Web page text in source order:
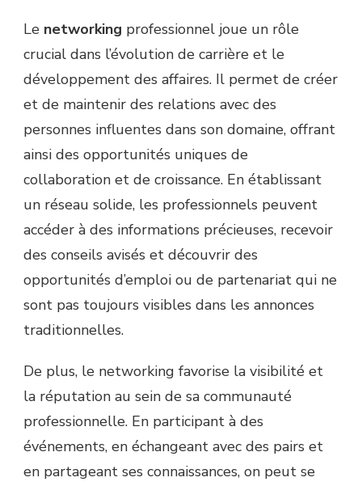
Le networking professionnel joue un rôle
crucial dans l’évolution de carrière et le
développement des affaires. Il permet de créer
et de maintenir des relations avec des
personnes influentes dans son domaine, offrant
ainsi des opportunités uniques de
collaboration et de croissance. En établissant
un réseau solide, les professionnels peuvent
accéder à des informations précieuses, recevoir
des conseils avisés et découvrir des
opportunités d’emploi ou de partenariat qui ne
sont pas toujours visibles dans les annonces
traditionnelles.
De plus, le networking favorise la visibilité et
la réputation au sein de sa communauté
professionnelle. En participant à des
événements, en échangeant avec des pairs et
en partageant ses connaissances, on peut se